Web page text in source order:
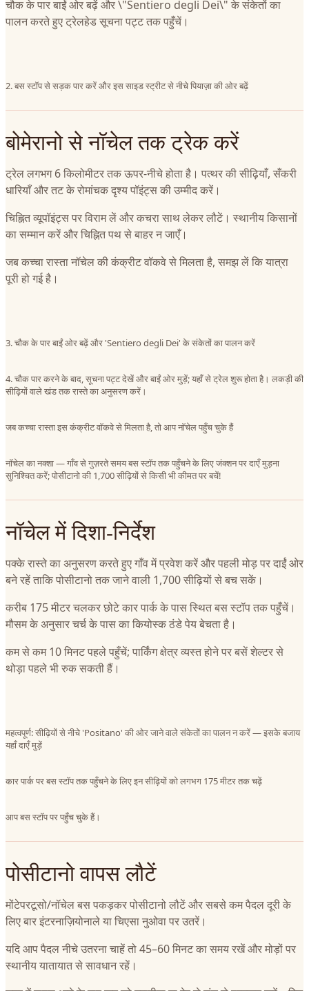
चौक के पार बाईं ओर बढ़ें और \"Sentiero degli Dei\" के संकेतों का
पालन करते हुए ट्रेलहेड सूचना पट्ट तक पहुँचें।
2. बस स्टॉप से सड़क पार करें और इस साइड स्ट्रीट से नीचे पियाज़ा की ओर बढ़ें
बोमेरानो से नॉचेल तक ट्रेक करें
ट्रेल लगभग 6 किलोमीटर तक ऊपर-नीचे होता है। पत्थर की सीढ़ियाँ, सँकरी
धारियाँ और तट के रोमांचक दृश्य पॉइंट्स की उम्मीद करें।
चिह्नित व्यूपॉइंट्स पर विराम लें और कचरा साथ लेकर लौटें। स्थानीय किसानों
का सम्मान करें और चिह्नित पथ से बाहर न जाएँ।
जब कच्चा रास्ता नॉचेल की कंक्रीट वॉकवे से मिलता है, समझ लें कि यात्रा
पूरी हो गई है।
3. चौक के पार बाईं ओर बढ़ें और 'Sentiero degli Dei' के संकेतों का पालन करें
4. चौक पार करने के बाद, सूचना पट्ट देखें और बाईं ओर मुड़ें; यहाँ से ट्रेल शुरू होता है। लकड़ी की
सीढ़ियों वाले खंड तक रास्ते का अनुसरण करें।
जब कच्चा रास्ता इस कंक्रीट वॉकवे से मिलता है, तो आप नॉचेल पहुँच चुके हैं
नॉचेल का नक्शा — गाँव से गुज़रते समय बस स्टॉप तक पहुँचने के लिए जंक्शन पर दाएँ मुड़ना
सुनिश्चित करें; पोसीटानो की 1,700 सीढ़ियों से किसी भी कीमत पर बचें!
नॉचेल में दिशा-निर्देश
पक्के रास्ते का अनुसरण करते हुए गाँव में प्रवेश करें और पहली मोड़ पर दाईं ओर
बने रहें ताकि पोसीटानो तक जाने वाली 1,700 सीढ़ियों से बच सकें।
करीब 175 मीटर चलकर छोटे कार पार्क के पास स्थित बस स्टॉप तक पहुँचें।
मौसम के अनुसार चर्च के पास का कियोस्क ठंडे पेय बेचता है।
कम से कम 10 मिनट पहले पहुँचें; पार्किंग क्षेत्र व्यस्त होने पर बसें शेल्टर से
थोड़ा पहले भी रुक सकती हैं।
महत्वपूर्ण: सीढ़ियों से नीचे 'Positano' की ओर जाने वाले संकेतों का पालन न करें — इसके बजाय
यहाँ दाएँ मुड़ें
कार पार्क पर बस स्टॉप तक पहुँचने के लिए इन सीढ़ियों को लगभग 175 मीटर तक चढ़ें
आप बस स्टॉप पर पहुँच चुके हैं।
पोसीटानो वापस लौटें
मोंटेपरटूसो/नॉचेल बस पकड़कर पोसीटानो लौटें और सबसे कम पैदल दूरी के
लिए बार इंटरनाज़ियोनाले या चिएसा नुओवा पर उतरें।
यदि आप पैदल नीचे उतरना चाहें तो 45–60 मिनट का समय रखें और मोड़ों पर
स्थानीय यातायात से सावधान रहें।